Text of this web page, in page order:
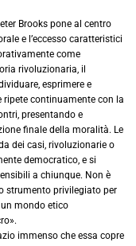
Brooks pone al centro
e l’eccesso caratteristici
come
rivoluzionaria, il
esprimere e
ripete continuamente con la
presentando e
finale della moralità. Le
dei casi, rivoluzionarie o
democratico, e si
a chiunque. Non è
strumento privilegiato per
mondo etico
immenso che essa copre